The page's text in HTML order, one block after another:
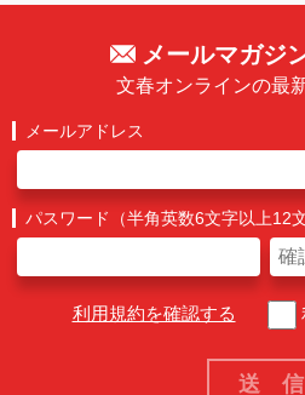
メールマガジ
文春オンラインの最
メールアドレス
パスワード（半角英数6文字以上12文
利用規約を確認する